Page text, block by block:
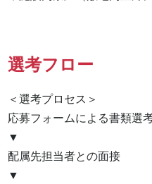
選考フロー
＜選考プロセス＞
応募フォームによる書類選
▼
配属先担当者との面接
▼